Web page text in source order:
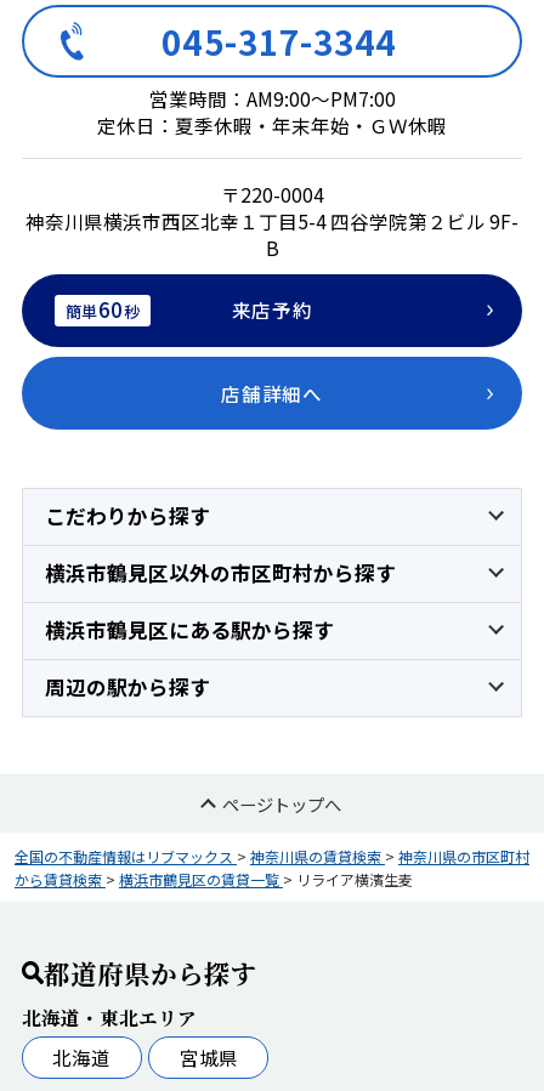
045-317-3344
営業時間：AM9:00～PM7:00
定休日：夏季休暇・年末年始・ＧＷ休暇
〒220-0004
神奈川県横浜市西区北幸１丁目5-4 四谷学院第２ビル 9F-
B
簡単60秒 来店予約
店舗詳細へ
こだわりから探す
横浜市鶴見区以外の市区町村から探す
横浜市鶴見区にある駅から探す
周辺の駅から探す
ページトップへ
全国の不動産情報はリブマックス > 神奈川県の賃貸検索 > 神奈川県の市区町村
から賃貸検索 > 横浜市鶴見区の賃貸一覧 > リライア横濱生麦
都道府県から探す
北海道・東北エリア
北海道
宮城県